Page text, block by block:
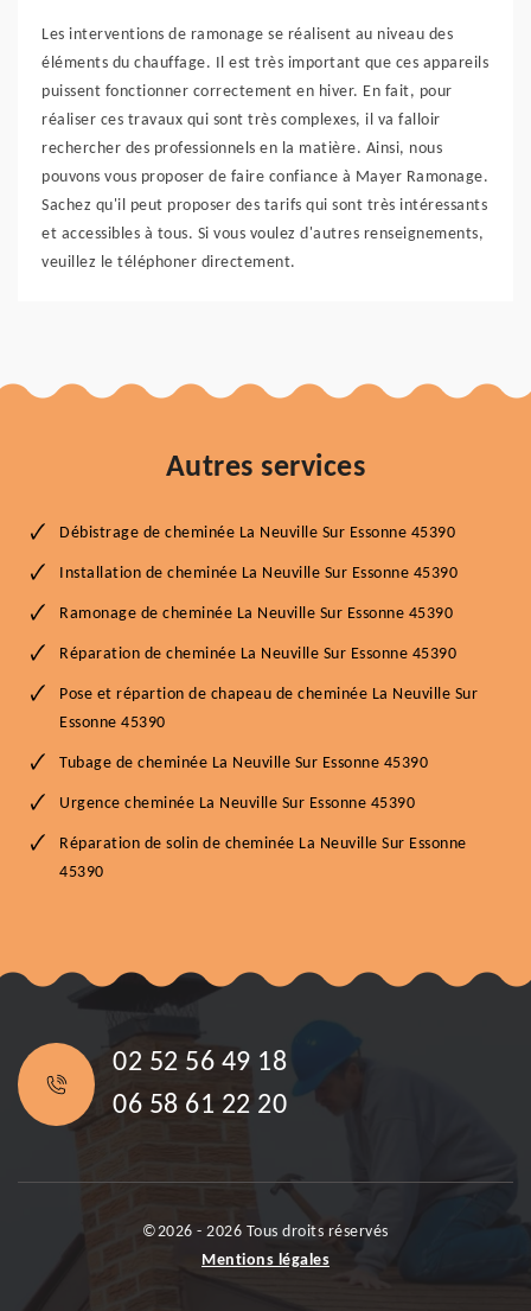
Les interventions de ramonage se réalisent au niveau des
éléments du chauffage. Il est très important que ces appareils
puissent fonctionner correctement en hiver. En fait, pour
réaliser ces travaux qui sont très complexes, il va falloir
rechercher des professionnels en la matière. Ainsi, nous
pouvons vous proposer de faire confiance à Mayer Ramonage.
Sachez qu'il peut proposer des tarifs qui sont très intéressants
et accessibles à tous. Si vous voulez d'autres renseignements,
veuillez le téléphoner directement.
Autres services
Débistrage de cheminée La Neuville Sur Essonne 45390
Installation de cheminée La Neuville Sur Essonne 45390
Ramonage de cheminée La Neuville Sur Essonne 45390
Réparation de cheminée La Neuville Sur Essonne 45390
Pose et répartion de chapeau de cheminée La Neuville Sur
Essonne 45390
Tubage de cheminée La Neuville Sur Essonne 45390
Urgence cheminée La Neuville Sur Essonne 45390
Réparation de solin de cheminée La Neuville Sur Essonne
45390
02 52 56 49 18
06 58 61 22 20
©2026 - 2026 Tous droits réservés
Mentions légales